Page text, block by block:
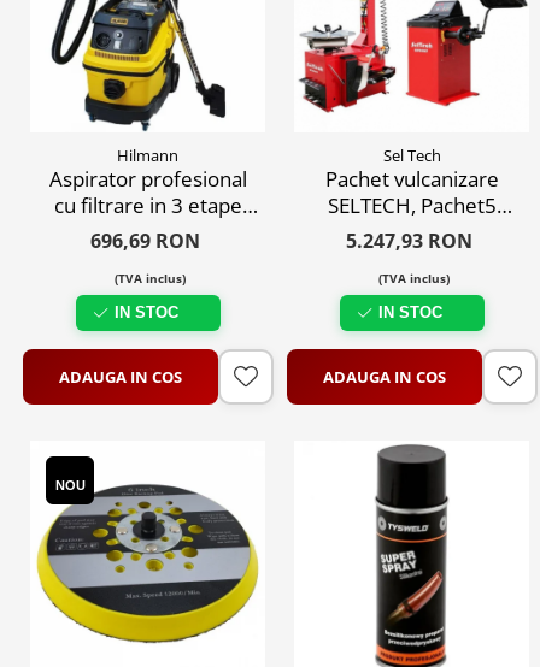
Hilmann
Aspirator profesional
cu filtrare in 3 etape
1600W
696,69 RON
(TVA inclus)
IN STOC
ADAUGA IN COS
Sel Tech
Pachet vulcanizare
SELTECH, Pachet5
masina dejantat si
masina echilibrat 24
inch, 220V
5.247,93 RON
(TVA inclus)
IN STOC
ADAUGA IN COS
NOU